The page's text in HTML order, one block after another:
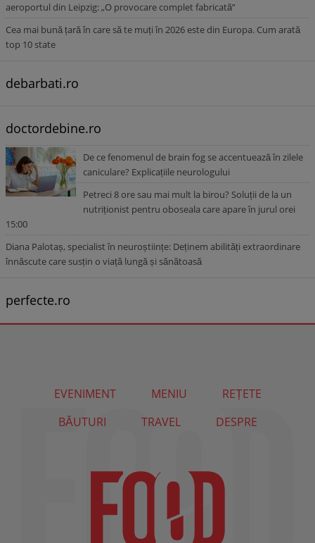
aeroportul din Leipzig: „O provocare complet fabricată”
Cea mai bună țară în care să te muți în 2026 este din Europa. Cum arată
top 10 state
debarbati.ro
doctordebine.ro
De ce fenomenul de brain fog se accentuează în zilele
caniculare? Explicațiile neurologului
Petreci 8 ore sau mai mult la birou? Soluții de la un
nutriționist pentru oboseala care apare în jurul orei
15:00
Diana Palotaș, specialist în neuroștiințe: Deținem abilități extraordinare
înnăscute care susțin o viață lungă și sănătoasă
perfecte.ro
EVENIMENT MENIU
REȚETE
BĂUTURI
TRAVEL DESPRE